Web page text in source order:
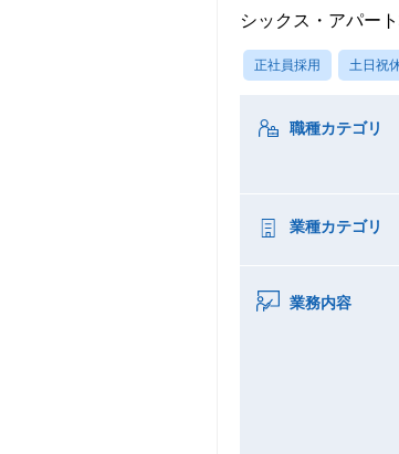
シックス・アパー
正社員採用 土日祝
職種カテゴリ
業種カテゴリ
業務内容